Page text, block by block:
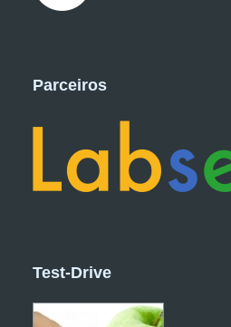
Parceiros
Test-Drive